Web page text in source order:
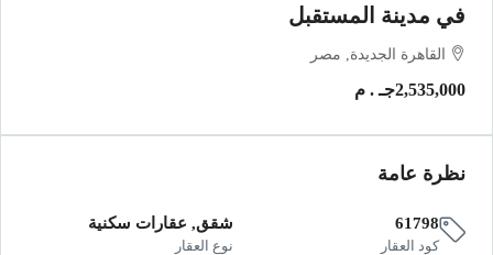
في مدينة المستقبل
القاهرة الجديدة, مصر
2,535,000جـ . م
نظرة عامة
61798
كود العقار
شقق, عقارات سكنية
نوع العقار